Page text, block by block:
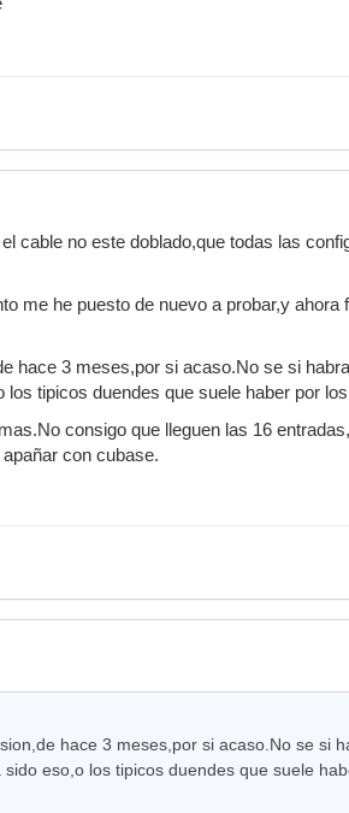
cable no este doblado,que todas las
me he puesto de nuevo a probar,y
hace 3 meses,por si acaso.No se si
tipicos duendes que suele haber por
consigo que lleguen las 16
con cubase.
hace 3 meses,por si acaso.No se si
eso,o los tipicos duendes que suele